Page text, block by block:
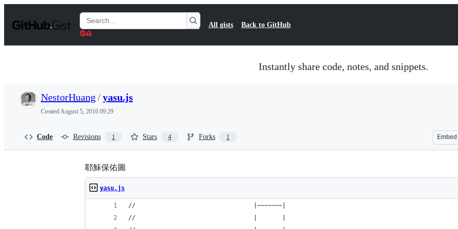
t
Search
Gists
All gists Back to GitHub
Instantly share code, notes, and snippets.
NestorHuang /yasu.js
CreatedAugust 5, 2016 09:29
Code Revisions 1 Stars 4 Forks 1 Embed
耶穌保佑圖
yasu.js
//                                 |~~~~~~~|
//                                 |       |